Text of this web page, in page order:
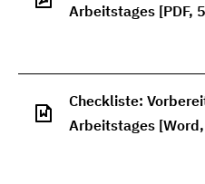
wohlwollende
Dokumente wie
Sicherheitsrichtlinien zur
geplanten
Person einen Überblick
Aufgaben zu geben.
Lernziele besprechen:
Integration in das Team
sich wohlzufühlen.
Arbeitstages [PDF,
Checkliste:
Arbeitstages